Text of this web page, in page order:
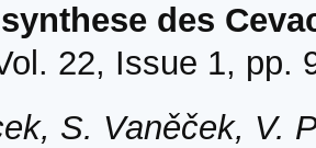
des
22, Issue 1, pp.
S. Vaněček, V.